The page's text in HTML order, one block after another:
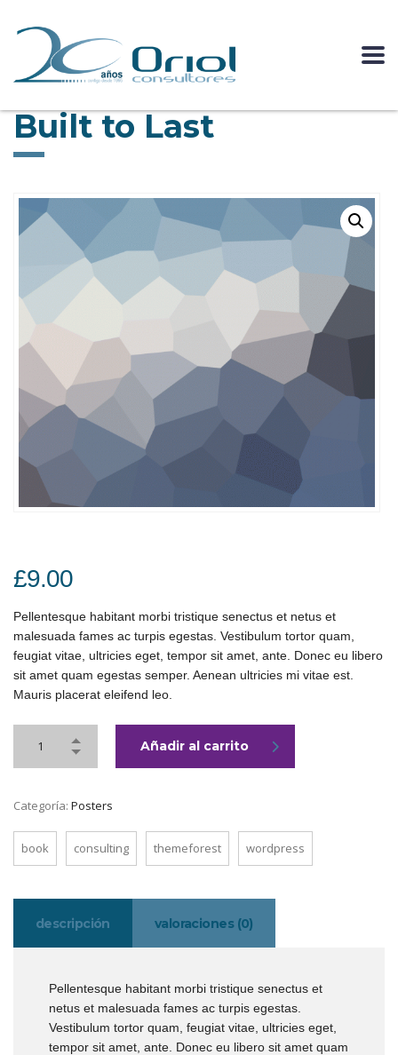
Built to Last
£9.00
Pellentesque habitant morbi tristique senectus et netus et
malesuada fames ac turpis egestas. Vestibulum tortor quam,
feugiat vitae, ultricies eget, tempor sit amet, ante. Donec eu libero
sit amet quam egestas semper. Aenean ultricies mi vitae est.
Mauris placerat eleifend leo.
Añadir al carrito
Categoría: Posters
book consulting themeforest wordpress
descripción valoraciones (0)
Pellentesque habitant morbi tristique senectus et
netus et malesuada fames ac turpis egestas.
Vestibulum tortor quam, feugiat vitae, ultricies eget,
tempor sit amet, ante. Donec eu libero sit amet quam